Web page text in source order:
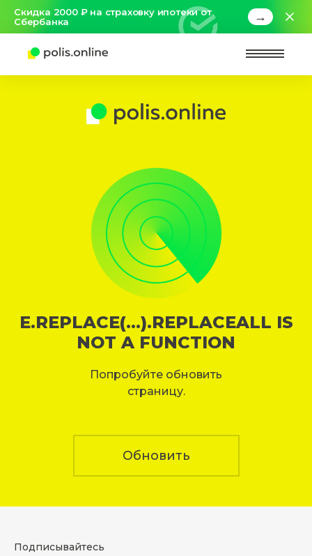
Скидка 2000 ₽ на страховку ипотеки от
Сбербанка
→
E.REPLACE(...).REPLACEALL IS
NOT A FUNCTION
Попробуйте обновить
страницу.
Обновить
Подписывайтесь